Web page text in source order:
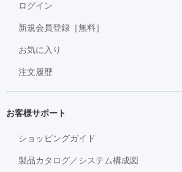
ログイン
新規会員登録［無料］
お気に入り
注文履歴
お客様サポート
ショッピングガイド
製品カタログ／システム構成図